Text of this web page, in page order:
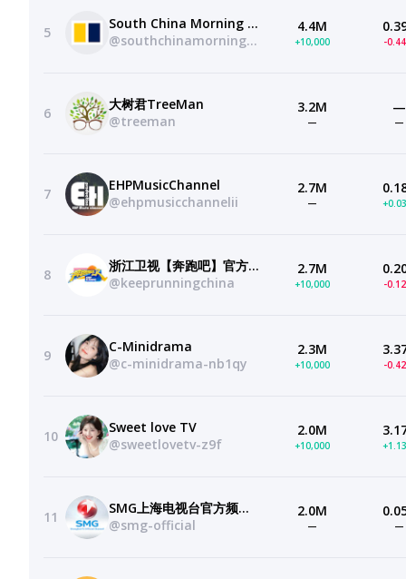
5
South China Morning Post
@southchinamorningpost
4.4M
+10,000 -
6
大树君TreeMan
@treeman
3.2M
—
—
—
7
EHPMusicChannel
@ehpmusicchannelii
2.7M
—
8
浙江卫视【奔跑吧】官方频道—欢迎订阅
@keeprunningchina
2.7M
+10,000 -
9
C-Minidrama
@c-minidrama-nb1qy
2.3M
+10,000 -
10
Sweet love TV
@sweetlovetv-z9f
2.0M
+10,000
11
SMG上海电视台官方频道 SMG Shanghai TV Official Channel
@smg-official
2.0M
— —